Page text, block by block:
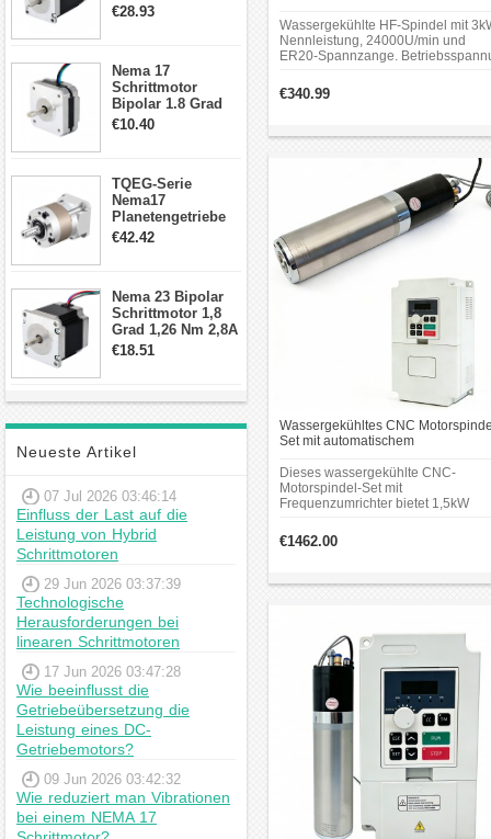
2,83Nm 4 A 2,26V
€28.93
Nema 17
Schrittmotor
Bipolar 1.8 Grad
8.7Ncm 1A 3.5V 4
€10.40
TQEG-Serie
Nema17
Planetengetriebe
10:1 Spiel 15Arc-
€42.42
Nema 23 Bipolar
Schrittmotor 1,8
Grad 1,26 Nm 2,8A
2,5V 4 Drähte
€18.51
Neueste Artikel
07 Jul 2026 03:46:14
Einfluss der Last auf die
Leistung von Hybrid
Schrittmotoren
29 Jun 2026 03:37:39
Technologische
Herausforderungen bei
linearen Schrittmotoren
17 Jun 2026 03:47:28
Wie beeinflusst die
Getriebeübersetzung die
Leistung eines DC-
Getriebemotors?
09 Jun 2026 03:42:32
Wie reduziert man Vibrationen
bei einem NEMA 17
Wassergekühlte HF‑Spindel mit
Nennleistung, 24000U/min und
ER20‑Spannzange.
Stromaufnahme 10,5A.
100mm. Ausgelegt für Fräs‑ und
CNC‑Maschinen.
€340.99
Wassergekühltes CNC
Set mit automatischem
Ø80mm 220V 24000U/min mit
Frequenzumrichter
Dieses wassergekühlte CNC-
Motorspindel-Set mit
Frequenzumrichter bietet 1,5kW
Spindel verfügt über eine ISO20-
Werkzeugaufnahme und erreicht
€1462.00